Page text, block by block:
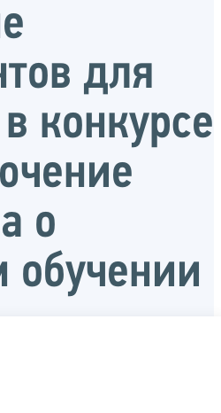
для
конкурсе
о
обучении